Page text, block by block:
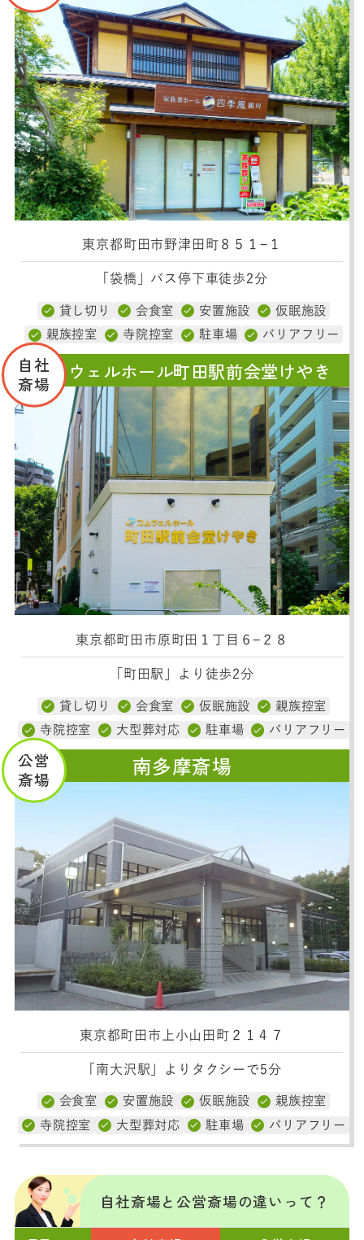
東京都町田市野津田町８５１−１
「袋橋」バス停下車徒歩2分
貸し切り 会食室 安置施設
仮眠施設
親族控室
寺院控室 駐車場 バリアフリー
自社
斎場コムウェルホール町田駅前会堂けやき
東京都町田市原町田１丁目６−２８
「町田駅」より徒歩2分
貸し切り 会食室 仮眠施設
親族控室
寺院控室
大型葬対応 駐車場 バリアフリー
公営
斎場
南多摩斎場
東京都町田市上小山田町２１４７
「南大沢駅」よりタクシーで5分
会食室 安置施設 仮眠施設
親族控室
寺院控室
大型葬対応 駐車場 バリアフリー
自社斎場と公営斎場の違いって？